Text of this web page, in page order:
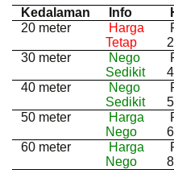
Kedalaman Info
20 meter
Harga
Tetap
30 meter
Nego
Sedikit
40 meter
Nego
Sedikit
50 meter
Harga
Nego
60 meter
Harga
Nego